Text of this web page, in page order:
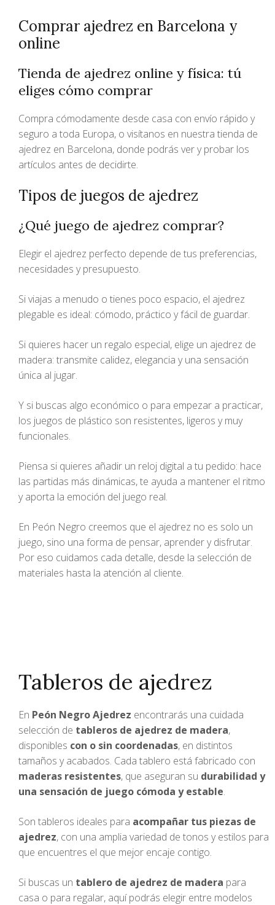
Comprar ajedrez en Barcelona y
online
Tienda de ajedrez online y física: tú
eliges cómo comprar
Compra cómodamente desde casa con envío rápido y
seguro a toda Europa, o visítanos en nuestra tienda de
ajedrez en Barcelona, donde podrás ver y probar los
artículos antes de decidirte.
Tipos de juegos de ajedrez
¿Qué juego de ajedrez comprar?
Elegir el ajedrez perfecto depende de tus preferencias,
necesidades y presupuesto.
Si viajas a menudo o tienes poco espacio, el ajedrez
plegable es ideal: cómodo, práctico y fácil de guardar.
Si quieres hacer un regalo especial, elige un ajedrez de
madera: transmite calidez, elegancia y una sensación
única al jugar.
Y si buscas algo económico o para empezar a practicar,
los juegos de plástico son resistentes, ligeros y muy
funcionales.
Piensa si quieres añadir un reloj digital a tu pedido: hace
las partidas más dinámicas, te ayuda a mantener el ritmo
y aporta la emoción del juego real.
En Peón Negro creemos que el ajedrez no es solo un
juego, sino una forma de pensar, aprender y disfrutar.
Por eso cuidamos cada detalle, desde la selección de
materiales hasta la atención al cliente.
Tableros de ajedrez
En Peón Negro Ajedrez encontrarás una cuidada
selección de tableros de ajedrez de madera,
disponibles con o sin coordenadas, en distintos
tamaños y acabados. Cada tablero está fabricado con
maderas resistentes, que aseguran su durabilidad y
una sensación de juego cómoda y estable.
Son tableros ideales para acompañar tus piezas de
ajedrez, con una amplia variedad de tonos y estilos para
que encuentres el que mejor encaje contigo.
Si buscas un tablero de ajedrez de madera para
casa o para regalar, aquí podrás elegir entre modelos